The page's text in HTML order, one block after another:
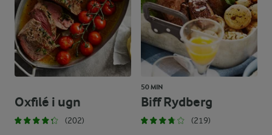
Oxfilé i ugn
(202)
50 MIN
Biff Rydberg
(219)